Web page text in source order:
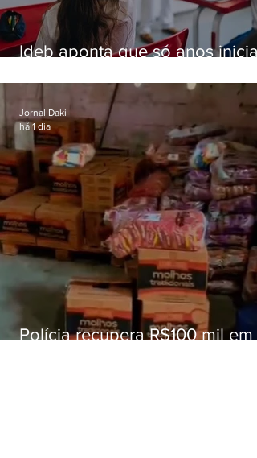
Ideb aponta que só anos
educação
Polícia recupera R$100 mil em
Jornal Daki
há 1 dia